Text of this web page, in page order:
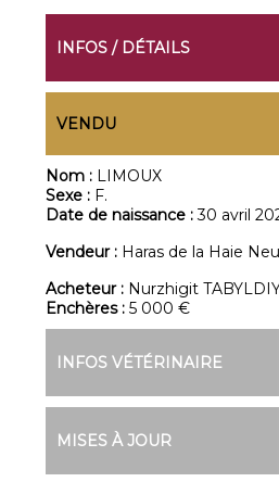
INFOS / DÉTAILS
VENDU
Nom : LIMOUX
Sexe : F.
Date de naissance :30 avril
Vendeur : Haras de la Haie
Acheteur : Nurzhigit
Enchères :5 000 €
INFOS VÉTÉRINAIRE
MISES À JOUR